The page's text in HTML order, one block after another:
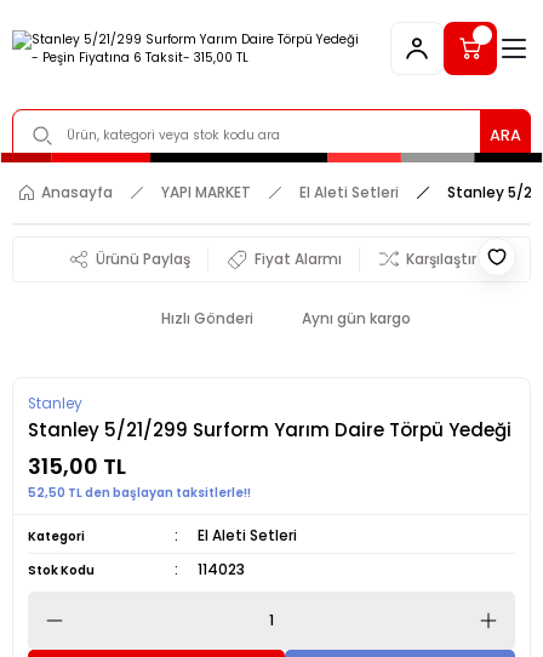
ARA
Anasayfa YAPI MARKET El Aleti Setleri Stanley 5/
Ürünü Paylaş Fiyat Alarmı Karşılaştır
Hızlı Gönderi Aynı gün kargo
Stanley
Stanley 5/21/299 Surform Yarım Daire Törpü Yedeği
315,00 TL
52,50 TL den başlayan taksitlerle!!
Kategori El Aleti Setleri
Stok Kodu 114023